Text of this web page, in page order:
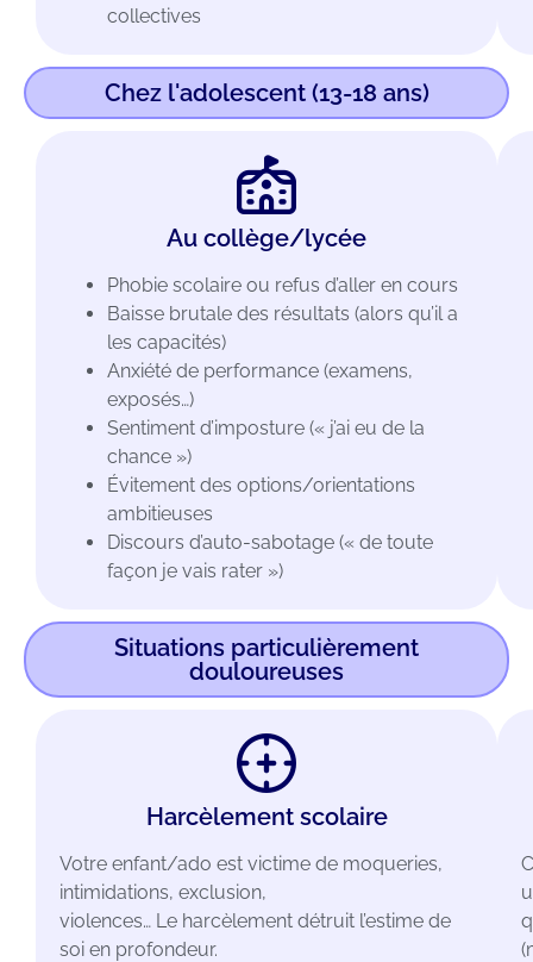
collectives
Chez l'adolescent (13-18 ans)
Au collège/lycée
Phobie scolaire ou refus d’aller en cours
Baisse brutale des résultats (alors qu’il a
les capacités)
Anxiété de performance (examens,
exposés…)
Sentiment d’imposture (« j’ai eu de la
chance »)
Évitement des options/orientations
ambitieuses
Discours d’auto-sabotage (« de toute
façon je vais rater »)
Situations particulièrement
douloureuses
Harcèlement scolaire
Votre enfant/ado est victime de moqueries,
intimidations, exclusion,
violences… Le harcèlement détruit l’estime de
soi en profondeur.